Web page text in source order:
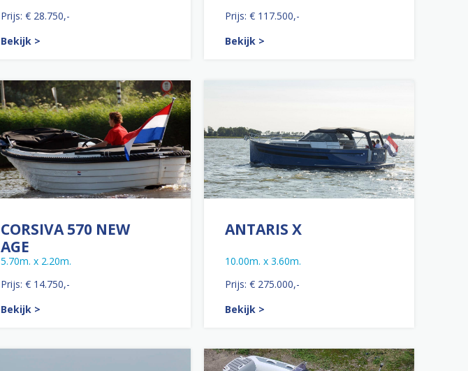
Prijs: € 28.750,-
Bekijk >
Prijs: € 117.500,-
Bekijk >
CORSIVA 570 NEW
AGE
5.70m. x 2.20m.
Prijs: € 14.750,-
Bekijk >
ANTARIS X
10.00m. x 3.60m.
Prijs: € 275.000,-
Bekijk >